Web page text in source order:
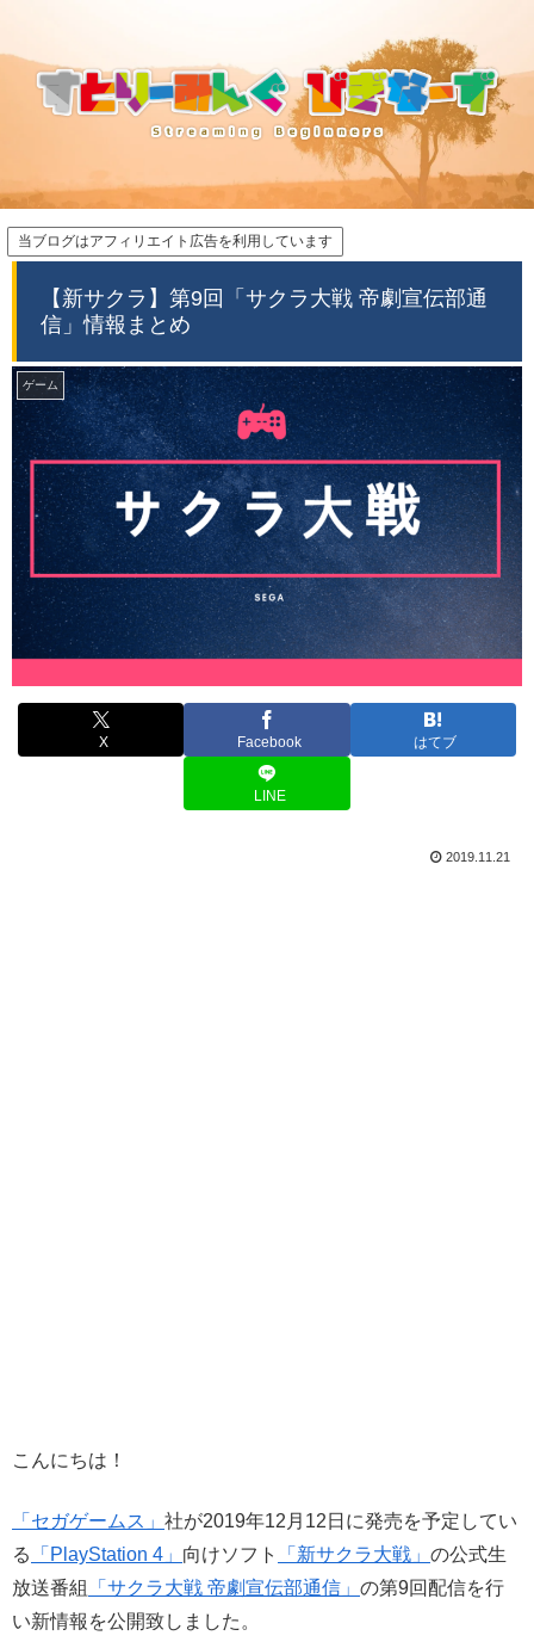
当ブログはアフィリエイト広告を利用しています
【新サクラ】第9回「サクラ大戦 帝劇宣伝部通
信」情報まとめ
ゲーム
X Facebook はてブ
LINE
2019.11.21
こんにちは！
「セガゲームス」 社が2019年12月12日に発売を予定してい
る
「PlayStation 4」 向けソフト 「新サクラ大戦」 の公式生
放送番組
「サクラ大戦 帝劇宣伝部通信」 の第9回配信を行
い新情報を公開致しました。